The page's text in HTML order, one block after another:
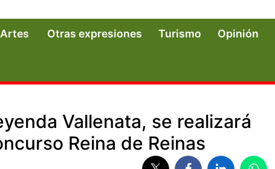
Artes Otras expresiones Turismo Opinión
Vallenata, se realizará
Reina de Reinas